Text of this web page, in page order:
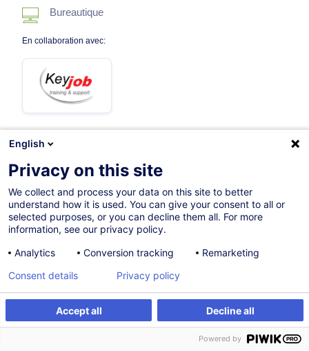
S'inscrire Formation sur mesure
Bureautique
En collaboration avec:
Formation présentielle
Formation à distance
Cours du jour
006651
English
Privacy on this site
We collect and process your data on this site to better
understand how it is used. You can give your consent to all or
selected purposes, or you can decline them all. For more
information, see our privacy policy.
Analytics
Conversion tracking Remarketing
Accept all Decline all
Consent details Privacy policy
Powered by